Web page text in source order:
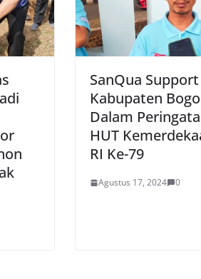
SanQua Support
Kabupaten
Dalam
HUT
RI Ke-79
Agustus 17, 2024 0